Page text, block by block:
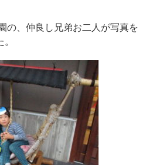
の、仲良し兄弟お二人が写真を